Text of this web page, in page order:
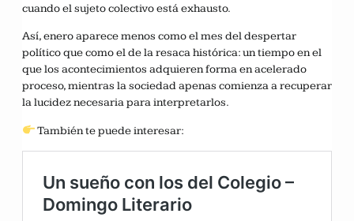
cuando el sujeto colectivo está exhausto.
Así, enero aparece menos como el mes del despertar
político que como el de la resaca histórica: un tiempo en el
que los acontecimientos adquieren forma en acelerado
proceso, mientras la sociedad apenas comienza a recuperar
la lucidez necesaria para interpretarlos.
También te puede interesar: